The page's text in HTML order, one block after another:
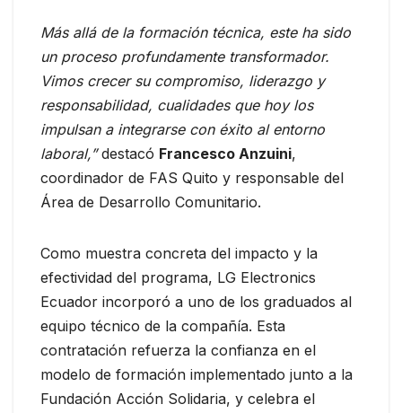
Más allá de la formación técnica, este ha sido
un proceso profundamente transformador.
Vimos crecer su compromiso, liderazgo y
responsabilidad, cualidades que hoy los
impulsan a integrarse con éxito al entorno
laboral,”destacó Francesco Anzuini,
coordinador de FAS Quito y responsable del
Área de Desarrollo Comunitario.
Como muestra concreta del impacto y la
efectividad del programa, LG Electronics
Ecuador incorporó a uno de los graduados al
equipo técnico de la compañía. Esta
contratación refuerza la confianza en el
modelo de formación implementado junto a la
Fundación Acción Solidaria, y celebra el